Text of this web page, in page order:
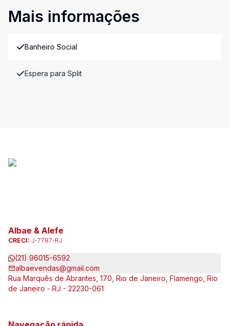
Mais informações
Banheiro Social
Espera para Split
Albae & Alefe
CRECI: J-7787-RJ
(21) 96015-6592
albaevendas@gmail.com
Rua Marquês de Abrantes, 170, Rio de Janeiro, Flamengo, Rio
de Janeiro - RJ - 22230-061